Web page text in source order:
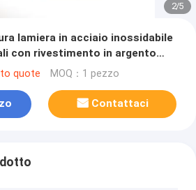
2/5
lamiera in acciaio inossidabile
con rivestimento in argento
murali esterne
quote MOQ：1 pezzo
Contattaci